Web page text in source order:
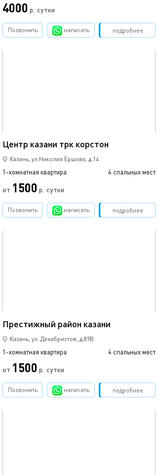
4000 р. сутки
подробнее
Позвонить написать Забронировать
Центр казани трк корстон
Казань, ул.Николая Ершова, д.14
1-комнатная квартира 4 спальных мест
от 1500 р. сутки
подробнее
Позвонить написать Забронировать
Престижный район казани
Казань, ул. Декабристов, д.89В
1-комнатная квартира 4 спальных мест
от 1500 р. сутки
подробнее
Позвонить написать Забронировать